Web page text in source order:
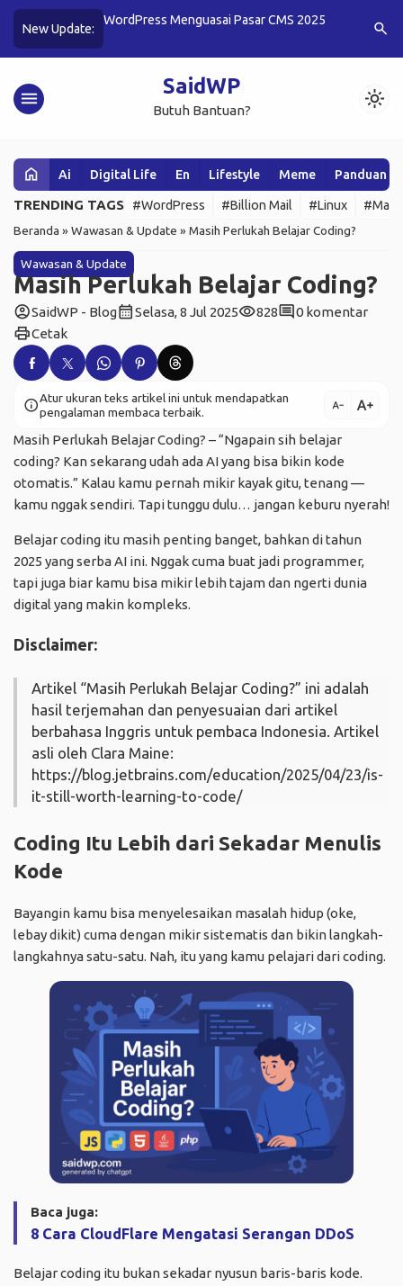
New Update:
CDN untuk WordPress Menguasai Pasar CMS 2025
10 Cara
search
menu SaidWP
Butuh Bantuan? light_mode
home Ai Digital Life En Lifestyle Meme Panduan
TRENDING TAGS #WordPress #Billion Mail #Linux
#Mail
Beranda »Wawasan & Update »Masih Perlukah Belajar Coding?
Wawasan & Update
Masih Perlukah Belajar Coding?
account_circleSaidWP - Blogcalendar_monthSelasa, 8 Jul 2025visibility828comment0 komentar
printCetak
infoAtur ukuran teks artikel ini untuk mendapatkan
pengalaman membaca terbaik.
text_decrease text_increase
Masih Perlukah Belajar Coding? – “Ngapain sih belajar
coding? Kan sekarang udah ada AI yang bisa bikin kode
otomatis.” Kalau kamu pernah mikir kayak gitu, tenang —
kamu nggak sendiri. Tapi tunggu dulu… jangan keburu nyerah!
Belajar coding itu masih penting banget, bahkan di tahun
2025 yang serba AI ini. Nggak cuma buat jadi programmer,
tapi juga biar kamu bisa mikir lebih tajam dan ngerti dunia
digital yang makin kompleks.
Disclaimer:
Artikel “Masih Perlukah Belajar Coding?” ini adalah
hasil terjemahan dan penyesuaian dari artikel
berbahasa Inggris untuk pembaca Indonesia. Artikel
asli oleh Clara Maine:
https://blog.jetbrains.com/education/2025/04/23/is-
it-still-worth-learning-to-code/
Coding Itu Lebih dari Sekadar Menulis
Kode
Bayangin kamu bisa menyelesaikan masalah hidup (oke,
lebay dikit) cuma dengan mikir sistematis dan bikin langkah-
langkahnya satu-satu. Nah, itu yang kamu pelajari dari coding.
Baca juga:
8 Cara CloudFlare Mengatasi Serangan DDoS
Belajar coding itu bukan sekadar nyusun baris-baris kode.